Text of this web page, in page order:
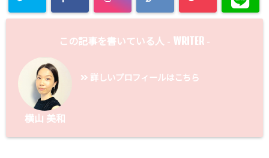
この記事を書いている人 - WRITER -
横山 美和
詳しいプロフィールはこちら